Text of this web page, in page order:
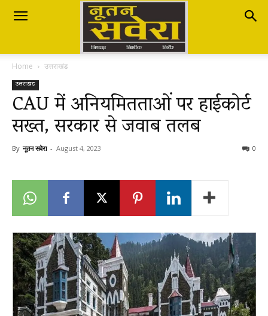
Nutan
Savera
नूतन
Breaking
News
Home उत्तराखंड
उत्तराखंड
CAU में अनियमितताओं पर हाईकोर्ट
सख्त, सरकार से जवाब तलब
By नूतन सवेरा - August 4, 2023 0